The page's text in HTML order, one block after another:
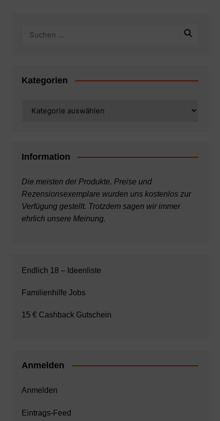
Kategorien
Information
Die meisten der Produkte, Preise und
Rezensionsexemplare wurden uns kostenlos zur
Verfügung gestellt. Trotzdem sagen wir immer
ehrlich unsere Meinung.
Endlich 18 – Ideenliste
Familienhilfe Jobs
15 € Cashback Gutschein
Anmelden
Anmelden
Eintrags-Feed